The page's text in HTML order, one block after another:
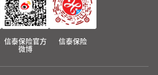
信泰保险官方
微博
信泰保险